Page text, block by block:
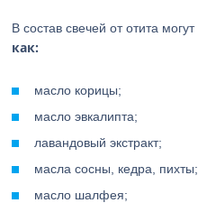
В состав свечей от отита могут
как:
масло корицы;
масло эвкалипта;
лавандовый экстракт;
масла сосны, кедра, пихты;
масло шалфея;